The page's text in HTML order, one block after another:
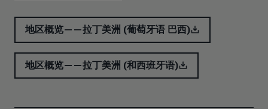
地区概览——拉丁美洲 (葡萄牙语 巴西)
地区概览——拉丁美洲 (和西班牙语)